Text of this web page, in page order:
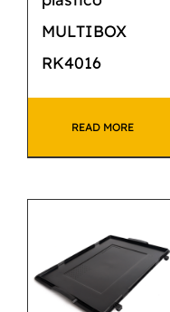
MULTIBOX
RK4016
READ MORE